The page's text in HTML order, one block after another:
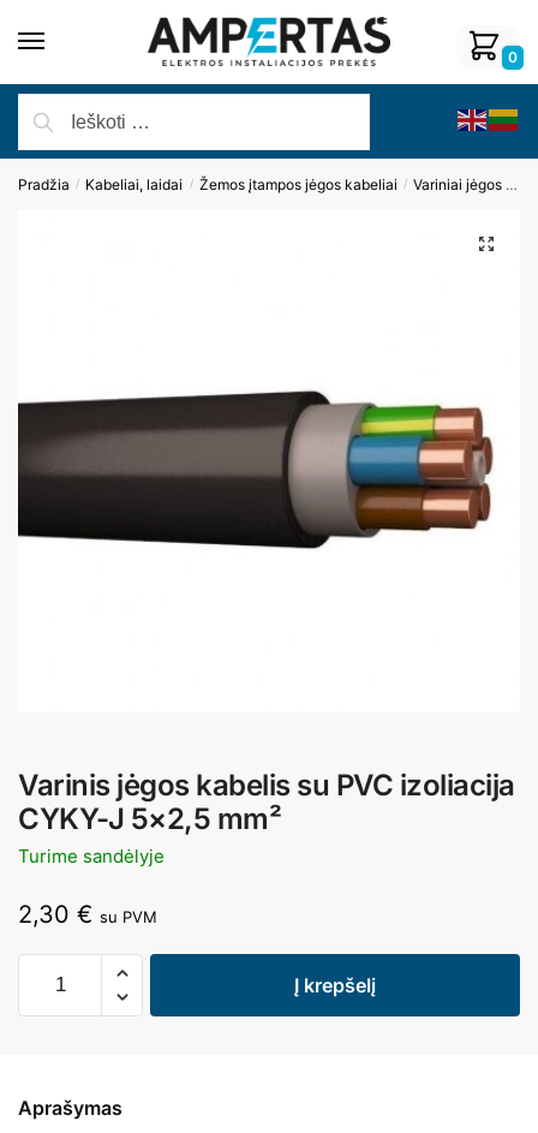
0
Pradžia / Kabeliai, laidai / Žemos įtampos jėgos kabeliai / Variniai jėgos kabeliai
Varinis jėgos kabelis su PVC izoliacija
CYKY-J 5×2,5 mm²
Turime sandėlyje
2,30 € su PVM
Į krepšelį
Aprašymas